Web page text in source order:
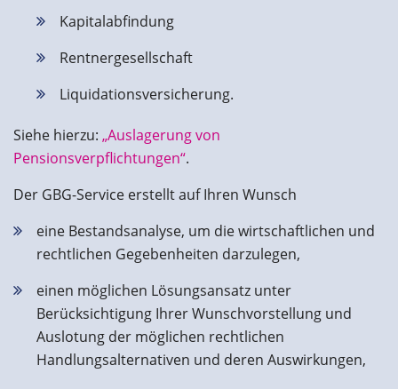
Kapitalabfindung
Rentnergesellschaft
Liquidationsversicherung.
Siehe hierzu: „Auslagerung von
Pensionsverpflichtungen“.
Der GBG-Service erstellt auf Ihren Wunsch
eine Bestandsanalyse, um die wirtschaftlichen und
rechtlichen Gegebenheiten darzulegen,
einen möglichen Lösungsansatz unter
Berücksichtigung Ihrer Wunschvorstellung und
Auslotung der möglichen rechtlichen
Handlungsalternativen und deren Auswirkungen,